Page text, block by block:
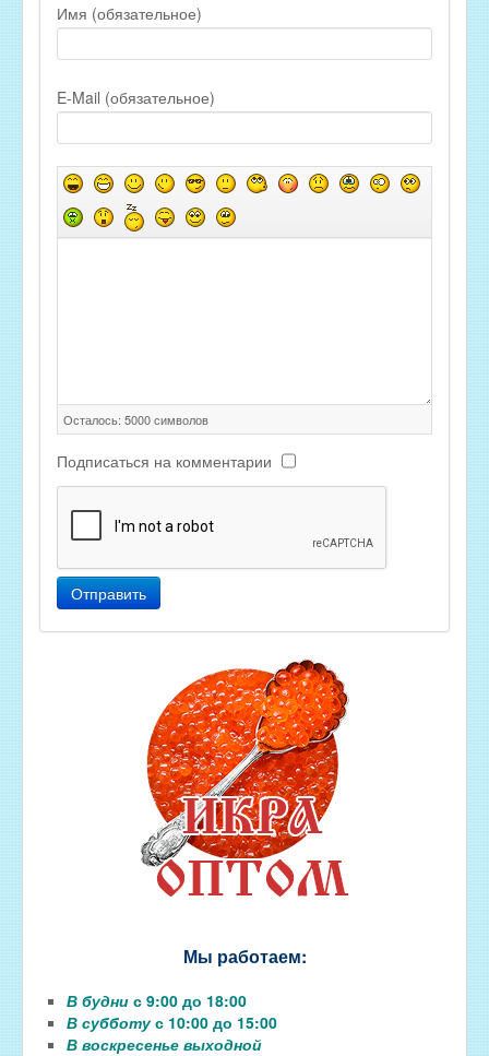
Имя (обязательное)
E-Mail (обязательное)
Осталось: 5000символов
Подписаться на комментарии
Отправить
Мы работаем:
В будни с 9:00 до 18:00
В субботус 10:00 до 15:00
В воскресенье выходной